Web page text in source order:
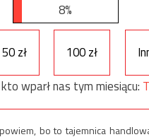
8%
50 zł 100 zł
wparł nas tym miesiącu:
bo to tajemnica